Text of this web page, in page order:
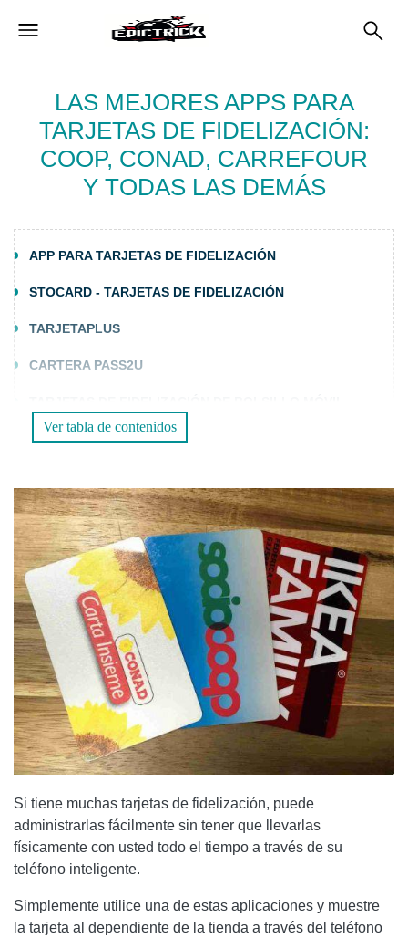
LAS MEJORES APPS PARA
TARJETAS DE FIDELIZACIÓN:
COOP, CONAD, CARREFOUR
Y TODAS LAS DEMÁS
APP PARA TARJETAS DE FIDELIZACIÓN
STOCARD - TARJETAS DE FIDELIZACIÓN
TARJETAPLUS
CARTERA PASS2U
Ver tabla de contenidos
Si tiene muchas tarjetas de fidelización, puede
administrarlas fácilmente sin tener que llevarlas
físicamente con usted todo el tiempo a través de su
teléfono inteligente.
Simplemente utilice una de estas aplicaciones y muestre
la tarjeta al dependiente de la tienda a través del teléfono